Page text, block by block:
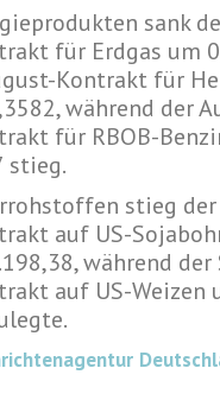
sank
für Erdgas um
Kontrakt für
während der
für RBOB-
stieg.
stieg
auf US-
während
auf US-Weizen